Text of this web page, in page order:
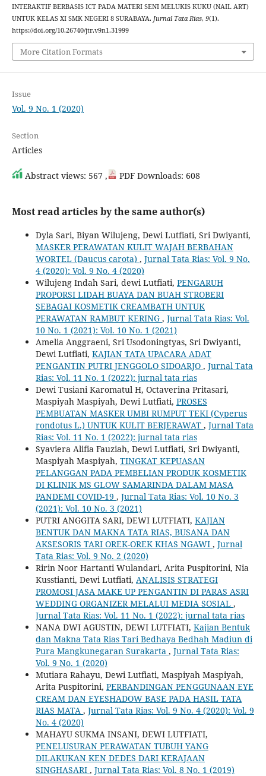
INTERAKTIF BERBASIS ICT PADA MATERI SENI MELUKIS KUKU (NAIL ART)
UNTUK KELAS XI SMK NEGERI 8 SURABAYA. Jurnal Tata Rias, 9(1).
https://doi.org/10.26740/jtr.v9n1.31999
More Citation Formats
Issue
Vol. 9 No. 1 (2020)
Section
Articles
Abstract views: 567 , PDF Downloads: 608
Most read articles by the same author(s)
Dyla Sari, Biyan Wilujeng, Dewi Lutfiati, Sri Dwiyanti,
MASKER PERAWATAN KULIT WAJAH BERBAHAN
WORTEL (Daucus carota) , Jurnal Tata Rias: Vol. 9 No.
4 (2020): Vol. 9 No. 4 (2020)
Wilujeng Indah Sari, dewi Lutfiati, PENGARUH
PROPORSI LIDAH BUAYA DAN BUAH STROBERI
SEBAGAI KOSMETIK CREAMBATH UNTUK
PERAWATAN RAMBUT KERING , Jurnal Tata Rias: Vol.
10 No. 1 (2021): Vol. 10 No. 1 (2021)
Amelia Anggraeni, Sri Usodoningtyas, Sri Dwiyanti,
Dewi Lutfiati, KAJIAN TATA UPACARA ADAT
PENGANTIN PUTRI JENGGOLO SIDOARJO , Jurnal Tata
Rias: Vol. 11 No. 1 (2022): jurnal tata rias
Dewi Tusiani Karomatul H, Octaverina Pritasari,
Maspiyah Maspiyah, Dewi Lutfiati, PROSES
PEMBUATAN MASKER UMBI RUMPUT TEKI (Cyperus
rondotus L.) UNTUK KULIT BERJERAWAT , Jurnal Tata
Rias: Vol. 11 No. 1 (2022): jurnal tata rias
Syaviera Alifia Fauziah, Dewi Lutfiati, Sri Dwiyanti,
Maspiyah Maspiyah, TINGKAT KEPUASAN
PELANGGAN PADA PEMBELIAN PRODUK KOSMETIK
DI KLINIK MS GLOW SAMARINDA DALAM MASA
PANDEMI COVID-19 , Jurnal Tata Rias: Vol. 10 No. 3
(2021): Vol. 10 No. 3 (2021)
PUTRI ANGGITA SARI, DEWI LUTFIATI, KAJIAN
BENTUK DAN MAKNA TATA RIAS, BUSANA DAN
AKSESORIS TARI OREK-OREK KHAS NGAWI , Jurnal
Tata Rias: Vol. 9 No. 2 (2020)
Ririn Noor Hartanti Wulandari, Arita Puspitorini, Nia
Kusstianti, Dewi Lutfiati, ANALISIS STRATEGI
PROMOSI JASA MAKE UP PENGANTIN DI PARAS ASRI
WEDDING ORGANIZER MELALUI MEDIA SOSIAL ,
Jurnal Tata Rias: Vol. 11 No. 1 (2022): jurnal tata rias
NANA DWI AGUSTIN, DEWI LUTFIATI, Kajian Bentuk
dan Makna Tata Rias Tari Bedhaya Bedhah Madiun di
Pura Mangkunegaran Surakarta , Jurnal Tata Rias:
Vol. 9 No. 1 (2020)
Mutiara Rahayu, Dewi Lutfiati, Maspiyah Maspiyah,
Arita Puspitorini, PERBANDINGAN PENGGUNAAN EYE
CREAM DAN EYESHADOW BASE PADA HASIL TATA
RIAS MATA , Jurnal Tata Rias: Vol. 9 No. 4 (2020): Vol. 9
No. 4 (2020)
MAHAYU SUKMA INSANI, DEWI LUTFIATI,
PENELUSURAN PERAWATAN TUBUH YANG
DILAKUKAN KEN DEDES DARI KERAJAAN
SINGHASARI , Jurnal Tata Rias: Vol. 8 No. 1 (2019)